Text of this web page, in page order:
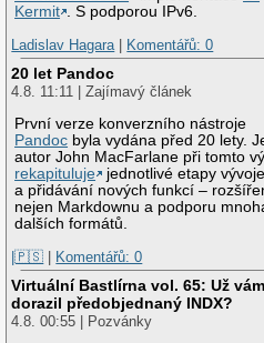
Kermit . S podporou IPv6.
Ladislav Hagara | Komentářů: 0
20 let Pandoc
4.8. 11:11 | Zajímavý článek
První verze konverzního nástroje
Pandoc byla vydána před 20 lety.
autor John MacFarlane při tomto
rekapituluje
jednotlivé etapy vývoje
a přidávání nových funkcí –
nejen Markdownu a podporu
dalších formátů.
|🇵🇸 | Komentářů: 0
Virtuální Bastlírna vol. 65: Už vám
dorazil předobjednaný INDX?
4.8. 00:55 | Pozvánky